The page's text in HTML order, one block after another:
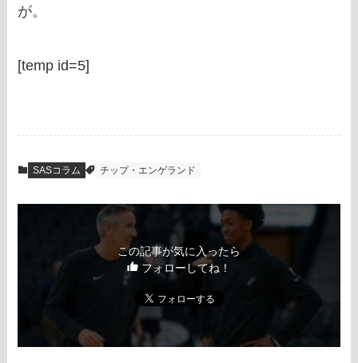
が。
[temp id=5]
SASコラム チップ・エンゲランド
この記事が気に入ったら
フォローしてね！